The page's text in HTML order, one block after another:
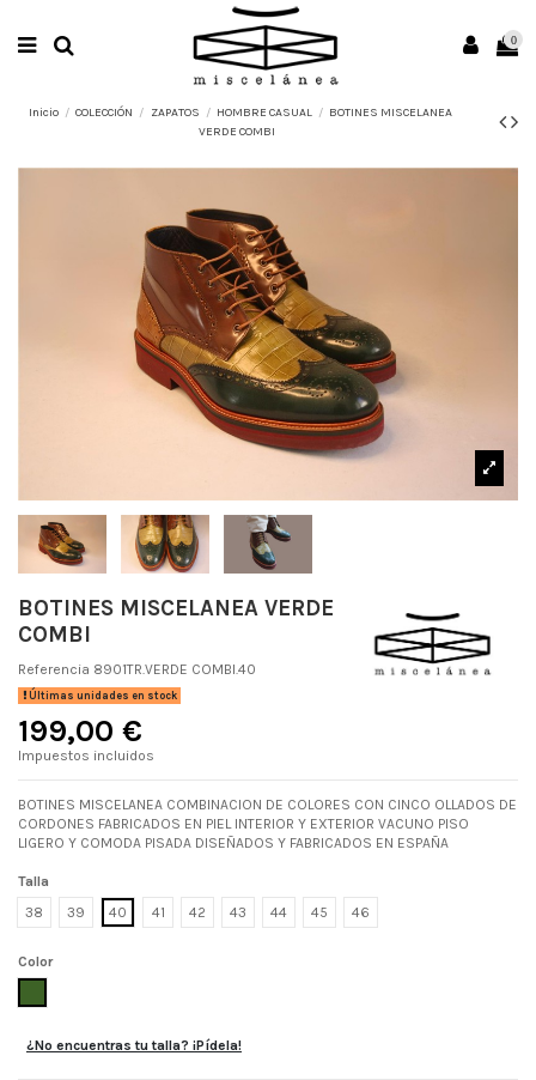
0
Inicio COLECCIÓN ZAPATOS HOMBRE CASUAL
BOTINES MISCELANEA
VERDE COMBI
BOTINES MISCELANEA VERDE
COMBI
Referencia 8901TR.VERDE COMBI.40
Últimas unidades en stock
199,00 €
Impuestos incluidos
BOTINES MISCELANEA COMBINACION DE COLORES CON CINCO OLLADOS DE
CORDONES FABRICADOS EN PIEL INTERIOR Y EXTERIOR VACUNO PISO
LIGERO Y COMODA PISADA DISEÑADOS Y FABRICADOS EN ESPAÑA
Talla
38
39 40 41 42 43 44 45 46
Color
¿No encuentras tu talla? ¡Pídela!